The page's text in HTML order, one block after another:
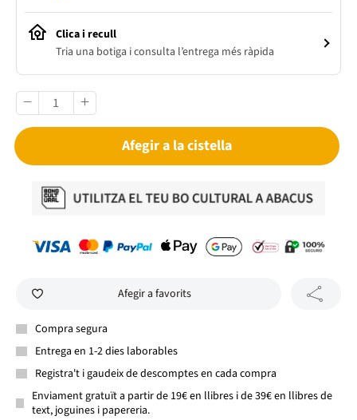
Clica i recull
Tria una botiga i consulta l’entrega més ràpida
Afegir a la cistella
Afegir a favorits
Compra segura
Entrega en 1-2 dies laborables
Registra't i gaudeix de descomptes en cada compra
Enviament gratuït a partir de 19€ en llibres i de 39€ en llibres de
text, joguines i papereria.